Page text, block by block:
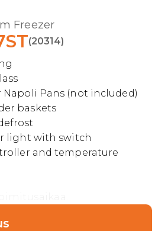
Freezer
(20314)
Napoli Pans (not included)
baskets
light with switch
and temperature